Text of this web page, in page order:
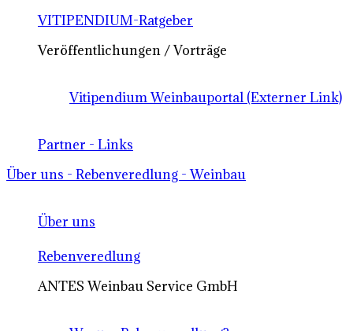
VITIPENDIUM-Ratgeber
Veröffentlichungen / Vorträge
Vitipendium Weinbauportal (Externer Link)
Partner - Links
Über uns - Rebenveredlung - Weinbau
Über uns
Rebenveredlung
ANTES Weinbau Service GmbH